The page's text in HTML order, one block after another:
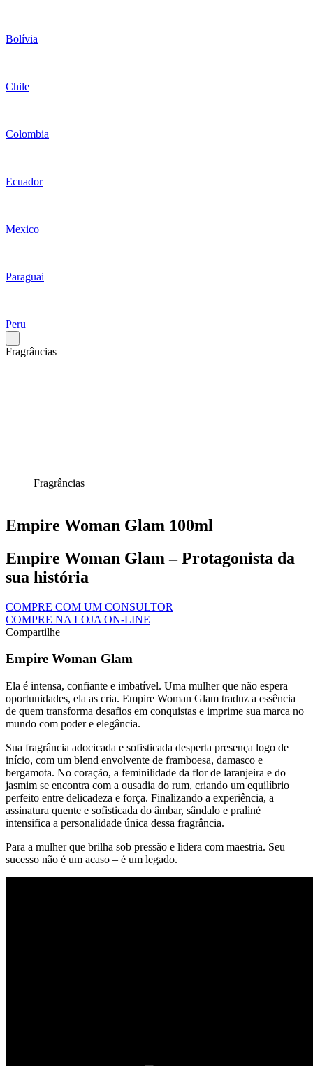
Bolívia
Chile
Colombia
Ecuador
Mexico
Paraguai
Peru
Fragrâncias
Fragrâncias
Empire Woman Glam 100ml
Empire Woman Glam – Protagonista da
sua história
COMPRE COM UM CONSULTOR
COMPRE NA LOJA ON-LINE
Compartilhe
Empire Woman Glam
Ela é intensa, confiante e imbatível. Uma mulher que não espera
oportunidades, ela as cria. Empire Woman Glam traduz a essência
de quem transforma desafios em conquistas e imprime sua marca no
mundo com poder e elegância.
Sua fragrância adocicada e sofisticada desperta presença logo de
início, com um blend envolvente de framboesa, damasco e
bergamota. No coração, a feminilidade da flor de laranjeira e do
jasmim se encontra com a ousadia do rum, criando um equilíbrio
perfeito entre delicadeza e força. Finalizando a experiência, a
assinatura quente e sofisticada do âmbar, sândalo e praliné
intensifica a personalidade única dessa fragrância.
Para a mulher que brilha sob pressão e lidera com maestria. Seu
sucesso não é um acaso – é um legado.